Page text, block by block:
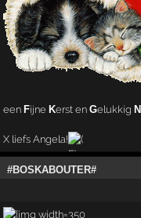
een Fijne Kerst en Gelukkig N
X liefs Angela!
#BOSKABOUTER#